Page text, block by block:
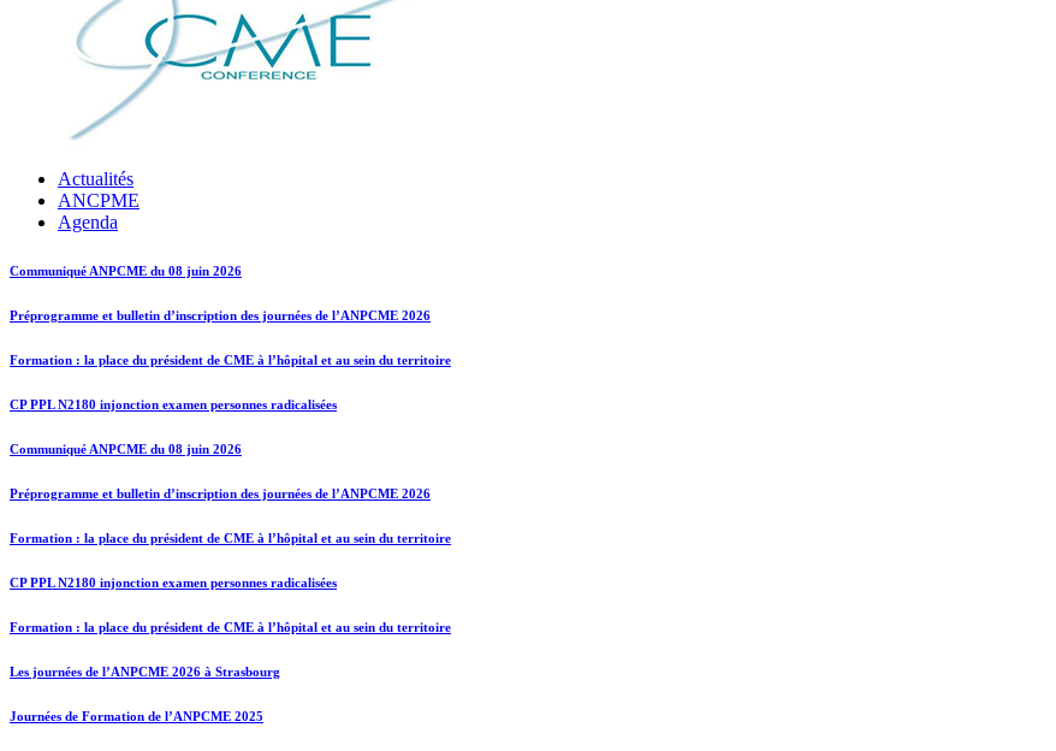
Actualités
ANCPME
Agenda
Communiqué ANPCME du 08 juin 2026
Préprogramme et bulletin d’inscription des journées de l’ANPCME 2026
Formation : la place du président de CME à l’hôpital et au sein du territoire
CP PPL N2180 injonction examen personnes radicalisées
Communiqué ANPCME du 08 juin 2026
Préprogramme et bulletin d’inscription des journées de l’ANPCME 2026
Formation : la place du président de CME à l’hôpital et au sein du territoire
CP PPL N2180 injonction examen personnes radicalisées
Formation : la place du président de CME à l’hôpital et au sein du territoire
Les journées de l’ANPCME 2026 à Strasbourg
Journées de Formation de l’ANPCME 2025